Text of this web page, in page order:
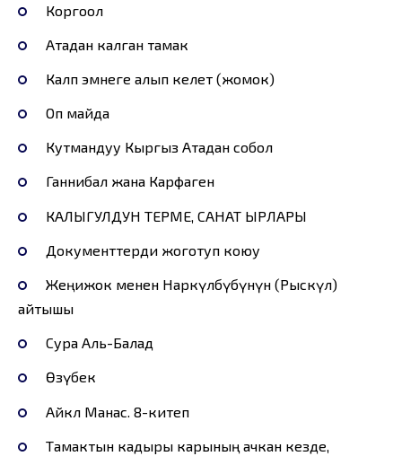
Коргоол
Атадан калган тамак
Калп эмнеге алып келет (жомок)
Оп майда
Кутмандуу Кыргыз Атадан собол
Ганнибал жана Карфаген
КАЛЫГУЛДУН ТЕРМЕ, САНАТ ЫРЛАРЫ
Документтерди жоготуп коюу
Жеңижок менен Наркүлбүбүнүн (Рыскүл)
айтышы
Сура Аль-Балад
Өзүбек
Айкөл Манас. 8-китеп
Тамактын кадыры карының ачкан кезде,